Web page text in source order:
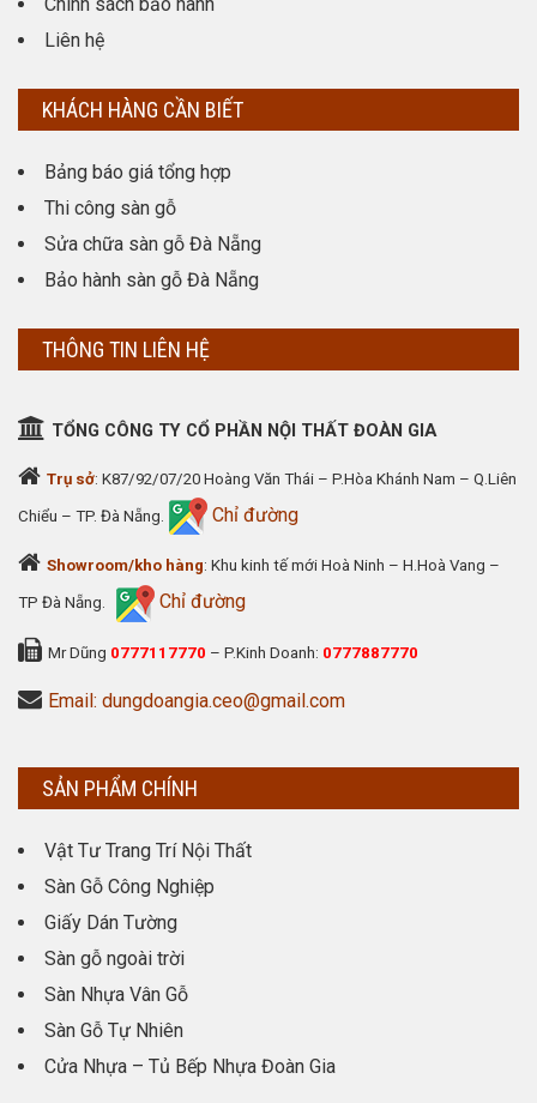
Liên hệ
KHÁCH HÀNG CẦN BIẾT
Bảng báo giá tổng hợp
Thi công sàn gỗ
Sửa chữa sàn gỗ Đà Nẵng
Bảo hành sàn gỗ Đà Nẵng
THÔNG TIN LIÊN HỆ
TỔNG CÔNG TY CỔ PHẦN NỘI THẤT ĐOÀN GIA
Trụ sở: K87/92/07/20 Hoàng Văn Thái – P.Hòa Khánh Nam – Q.Liên
Chiểu – TP. Đà Nẵng. Chỉ đường
Showroom/kho hàng: Khu kinh tế mới Hoà Ninh – H.Hoà Vang –
TP Đà Nẵng. Chỉ đường
Mr Dũng 0777117770 – P.Kinh Doanh: 0777887770
Email: dungdoangia.ceo@gmail.com
SẢN PHẨM CHÍNH
Vật Tư Trang Trí Nội Thất
Sàn Gỗ Công Nghiệp
Giấy Dán Tường
Sàn gỗ ngoài trời
Sàn Nhựa Vân Gỗ
Sàn Gỗ Tự Nhiên
Cửa Nhựa – Tủ Bếp Nhựa Đoàn Gia